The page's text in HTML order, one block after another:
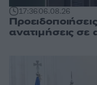
17:3606.08.26
ανατιμήσεις σε